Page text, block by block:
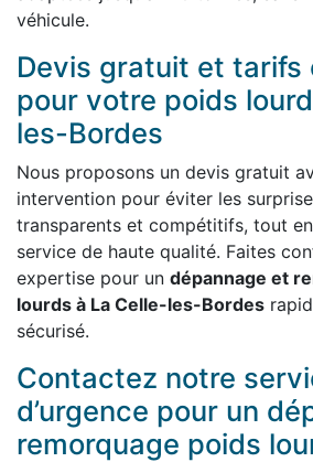
véhicule.
Devis gratuit et tarifs
pour votre poids
les-Bordes
Nous proposons un devis gratuit
intervention pour éviter les
transparents et compétitifs, tout
service de haute qualité. Faites
expertise pour un dépannage et
lourds à La Celle-les-Bordes
sécurisé.
Contactez notre
d’urgence pour un
remorquage poids